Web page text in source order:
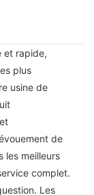
et rapide,
plus
usine de
de
les meilleurs
complet.
Les